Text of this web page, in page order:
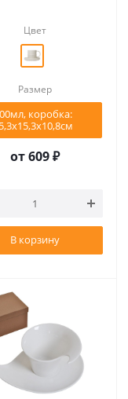
Цвет
Размер
коробка:
от609 ₽
В корзину